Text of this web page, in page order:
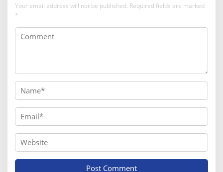
Your email address will not be published. Required fields are marked
*